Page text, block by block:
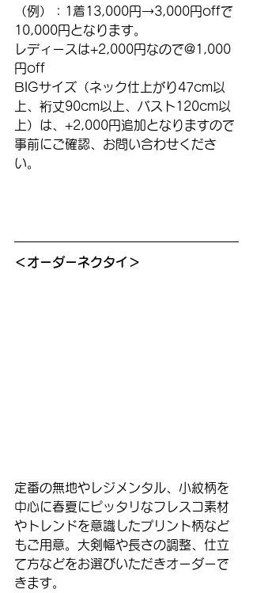
（例）：1着13,000円→3,000円offで
10,000円となります。
レディースは+2,000円なので@1,000
円off
BIGサイズ（ネック仕上がり47cm以
上、裄丈90cm以上、バスト120cm以
上）は、+2,000円追加となりますので
事前にご確認、お問い合わせくださ
い。
＜オーダーネクタイ＞
定番の無地やレジメンタル、小紋柄を
中心に春夏にピッタリなフレスコ素材
やトレンドを意識したプリント柄など
もご用意。大剣幅や長さの調整、仕立
て方などをお選びいただきオーダーで
きます。